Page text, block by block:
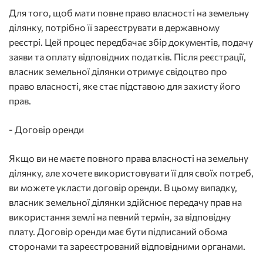
Для того, щоб мати повне право власності на земельну
ділянку, потрібно її зареєструвати в державному
реєстрі. Цей процес передбачає збір документів, подачу
заяви та оплату відповідних податків. Після реєстрації,
власник земельної ділянки отримує свідоцтво про
право власності, яке стає підставою для захисту його
прав.
- Договір оренди
Якщо ви не маєте повного права власності на земельну
ділянку, але хочете використовувати її для своїх потреб,
ви можете укласти договір оренди. В цьому випадку,
власник земельної ділянки здійснює передачу прав на
використання землі на певний термін, за відповідну
плату. Договір оренди має бути підписаний обома
сторонами та зареєстрований відповідними органами.